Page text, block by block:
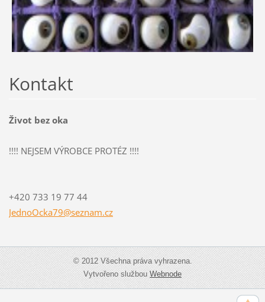
Kontakt
Život bez oka
!!!! NEJSEM VÝROBCE PROTÉZ !!!!
+420 733 19 77 44
JednoOcka79@seznam.cz
© 2012 Všechna práva vyhrazena.
Vytvořeno službouWebnode